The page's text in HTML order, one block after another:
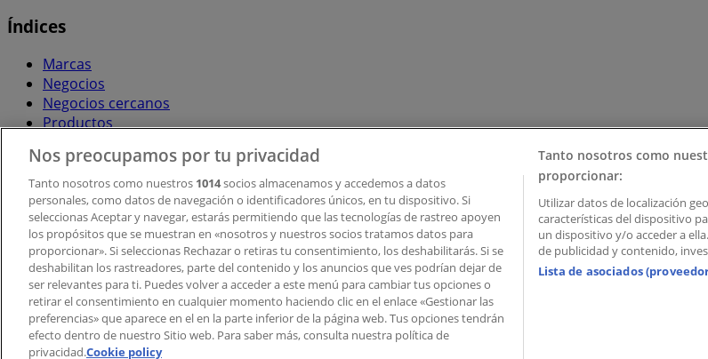
Índices
Marcas
Negocios
Negocios cercanos
Productos
Descargar la APP Tiendeo
Copyright © Tiendeo ® 2026 · Shopfully Marketing S.L.U. – Palau de Mar – 08039 Barcelona, Spain
Términos y condicionesPolítica de privacidad
Nos preocupamos por tu privacidad
Tanto nosotros como nuestros 1014socios almacenamos y accedemos a datos
personales, como datos de navegación o identificadores únicos, en tu dispositivo. Si
seleccionas Aceptar y navegar, estarás permitiendo que las tecnologías de rastreo apoyen
los propósitos que se muestran en «nosotros y nuestros socios tratamos datos para
proporcionar». Si seleccionas Rechazar o retiras tu consentimiento, los deshabilitarás. Si se
deshabilitan los rastreadores, parte del contenido y los anuncios que ves podrían dejar de
ser relevantes para ti. Puedes volver a acceder a este menú para cambiar tus opciones o
retirar el consentimiento en cualquier momento haciendo clic en el enlace «Gestionar las
preferencias» que aparece en el en la parte inferior de la página web. Tus opciones tendrán
efecto dentro de nuestro Sitio web. Para saber más, consulta nuestra política de
privacidad.Cookie policy
Tanto nosotros como
proporcionar:
Utilizar datos de localización
características del dispositivo
un dispositivo y/o acceder a
de publicidad y contenido,
Lista de asociados